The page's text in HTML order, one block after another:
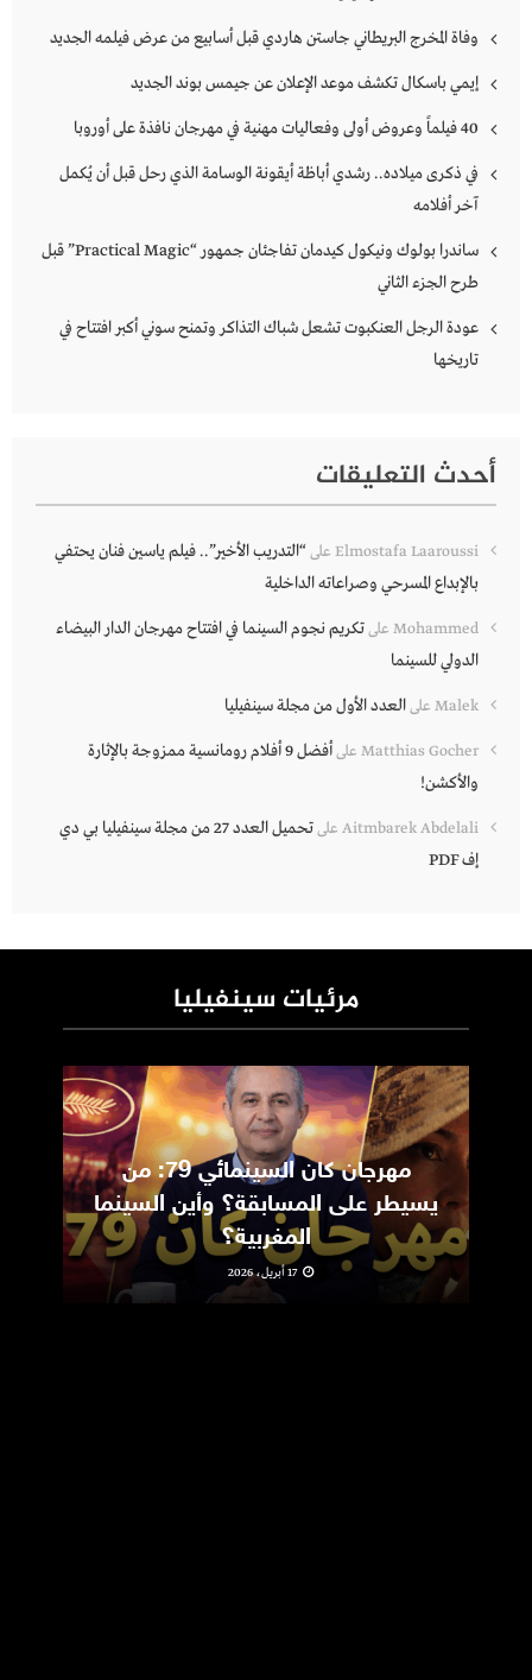
وفاة المخرج البريطاني جاستن هاردي قبل أسابيع من عرض فيلمه الجديد
إيمي باسكال تكشف موعد الإعلان عن جيمس بوند الجديد
40 فيلماً وعروض أولى وفعاليات مهنية في مهرجان نافذة على أوروبا
في ذكرى ميلاده.. رشدي أباظة أيقونة الوسامة الذي رحل قبل أن يُكمل
آخر أفلامه
ساندرا بولوك ونيكول كيدمان تفاجئان جمهور “Practical Magic” قبل
طرح الجزء الثاني
عودة الرجل العنكبوت تشعل شباك التذاكر وتمنح سوني أكبر افتتاح في
تاريخها
أحدث التعليقات
Elmostafa Laaroussi على“التدريب الأخير”.. فيلم ياسين فنان يحتفي
بالإبداع المسرحي وصراعاته الداخلية
Mohammed علىتكريم نجوم السينما في افتتاح مهرجان الدار البيضاء
الدولي للسينما
Malek علىالعدد الأول من مجلة سينفيليا
Matthias Gocher على
أفضل 9 أفلام رومانسية ممزوجة بالإثارة
والأكشن!
Aitmbarek Abdelali على
تحميل العدد 27 من مجلة سينفيليا بي دي
إف PDF
مرئيات سينفيليا
مهرجان كان السينمائي 79: من
يسيطر على المسابقة؟ وأين السينما
المغربية؟
17 أبريل، 2026